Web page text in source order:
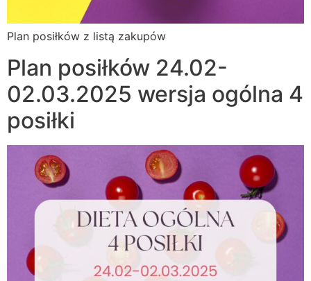
Plan posiłków z listą zakupów
Plan posiłków 24.02-
02.03.2025 wersja ogólna 4
posiłki